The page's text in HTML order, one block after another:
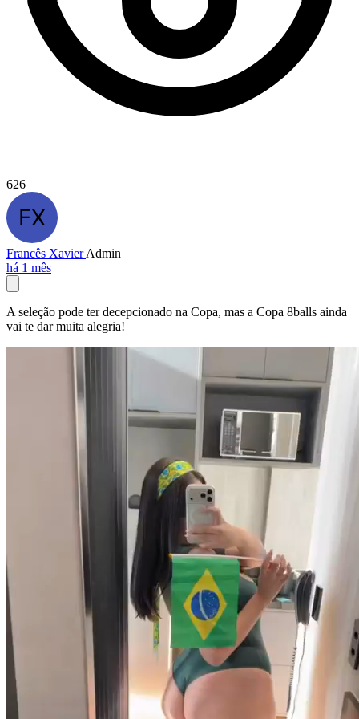
626
Francês XavierAdmin
há 1 mês
A seleção pode ter decepcionado na Copa, mas a Copa 8balls ainda
vai te dar muita alegria!